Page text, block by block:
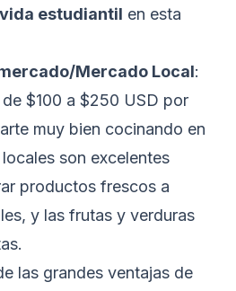
estudiantil en esta
Mercado Local:
$100 a $250 USD por
muy bien cocinando en
son excelentes
productos frescos a
y las frutas y verduras
las grandes ventajas de